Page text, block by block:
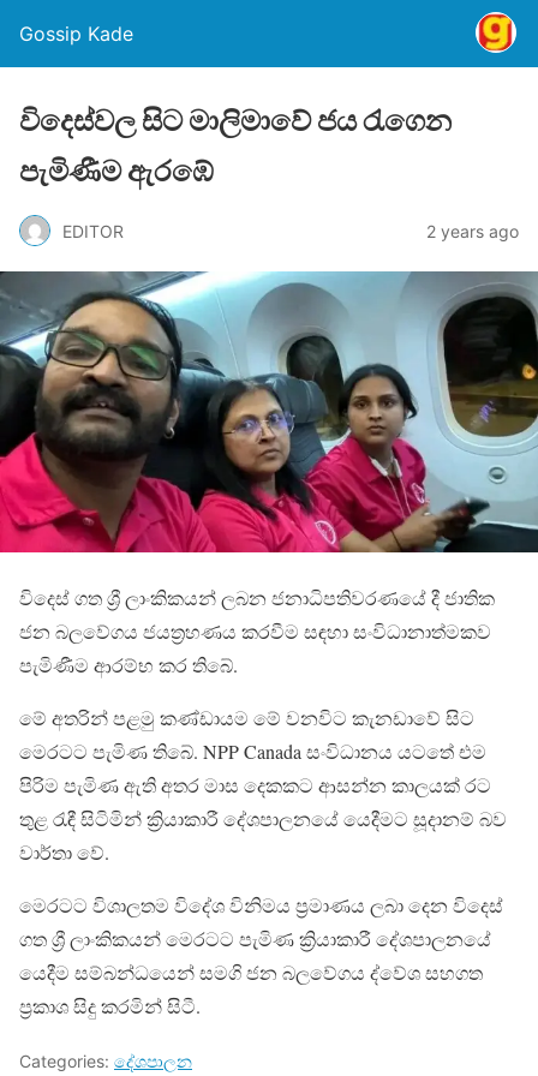
Gossip Kade
විදෙස්වල සිට මාලිමාවේ ජය රැගෙන
පැමිණීම ඇරඹේ
EDITOR 2 years ago
විදෙස් ගත ශ්‍රී ලාංකිකයන් ලබන ජනාධිපතිවරණයේ දී ජාතික
ජන බලවේගය ජයත්‍රහණය කරවීම සඳහා සංවිධානාත්මකව
පැමිණීම ආරම්භ කර තිබේ.
මේ අතරින් පළමු කණ්ඩායම මේ වනවිට කැනඩාවේ සිට
මෙරටට පැමිණ තිබේ. NPP Canada සංවිධානය යටතේ එම
පිරිම පැමිණ ඇති අතර මාස දෙකකට ආසන්න කාලයක් රට
තුළ රැඳී සිටිමින් ක්‍රියාකාරී දේශපාලනයේ යෙදීමට සූදානම් බව
වාර්තා වේ.
මෙරටට විශාලතම විදේශ විනිමය ප්‍රමාණය ලබා දෙන විදෙස්
ගත ශ්‍රී ලාංකිකයන් මෙරටට පැමිණ ක්‍රියාකාරී දේශපාලනයේ
යෙදීම සම්බන්ධයෙන් සමගි ජන බලවේගය ද්වේශ සහගත
ප්‍රකාශ සිදු කරමින් සිටී.
Categories: දේශපාලන